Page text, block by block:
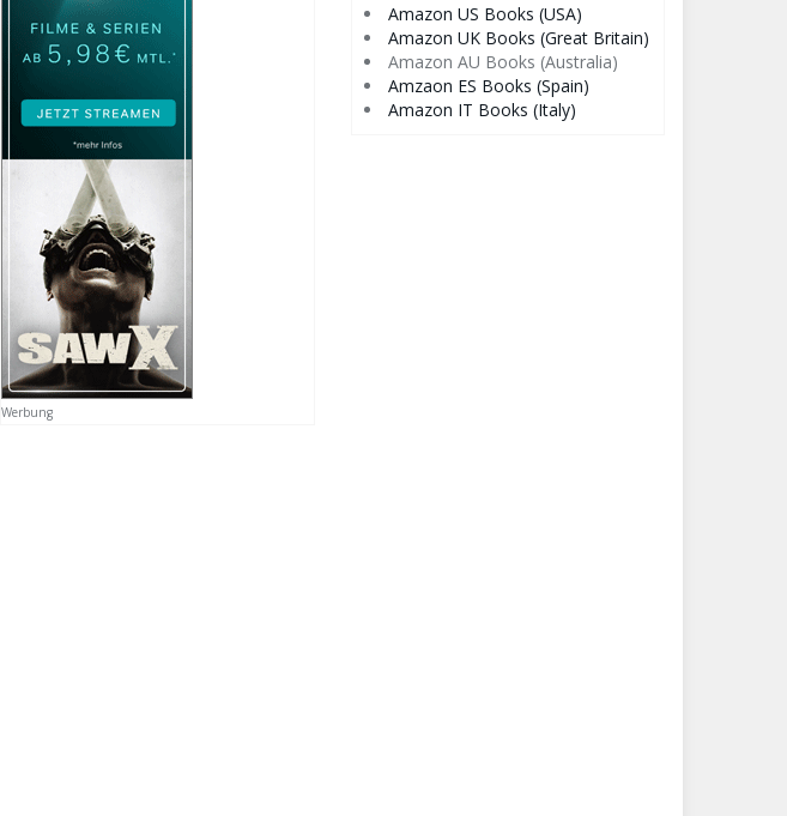
Werbung
Amazon US Books (USA)
Amazon UK Books (Great Britain)
Amazon AU Books (Australia)
Amzaon ES Books (Spain)
Amazon IT Books (Italy)